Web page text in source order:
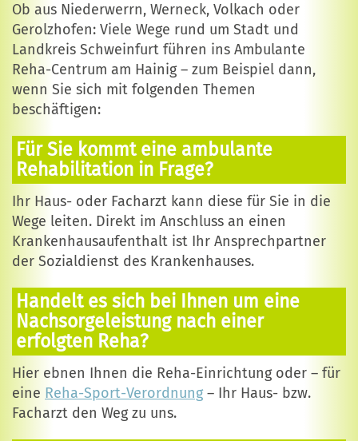
Ob aus Niederwerrn, Werneck, Volkach oder
Gerolzhofen: Viele Wege rund um Stadt und
Landkreis Schweinfurt führen ins Ambulante
Reha-Centrum am Hainig – zum Beispiel dann,
wenn Sie sich mit folgenden Themen
beschäftigen:
Für Sie kommt eine ambulante
Rehabilitation in Frage?
Ihr Haus- oder Facharzt kann diese für Sie in die
Wege leiten. Direkt im Anschluss an einen
Krankenhausaufenthalt ist Ihr Ansprechpartner
der Sozialdienst des Krankenhauses.
Handelt es sich bei Ihnen um eine
Nachsorgeleistung nach einer
erfolgten Reha?
Hier ebnen Ihnen die Reha-Einrichtung oder – für
eine Reha-Sport-Verordnung– Ihr Haus- bzw.
Facharzt den Weg zu uns.